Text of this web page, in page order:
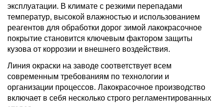
эксплуатации. В климате с резкими перепадами
температур, высокой влажностью и использованием
реагентов для обработки дорог зимой лакокрасочное
покрытие становится ключевым фактором защиты
кузова от коррозии и внешнего воздействия.
Линия окраски на заводе соответствует всем
современным требованиям по технологии и
организации процессов. Лакокрасочное производство
включает в себя несколько строго регламентированных